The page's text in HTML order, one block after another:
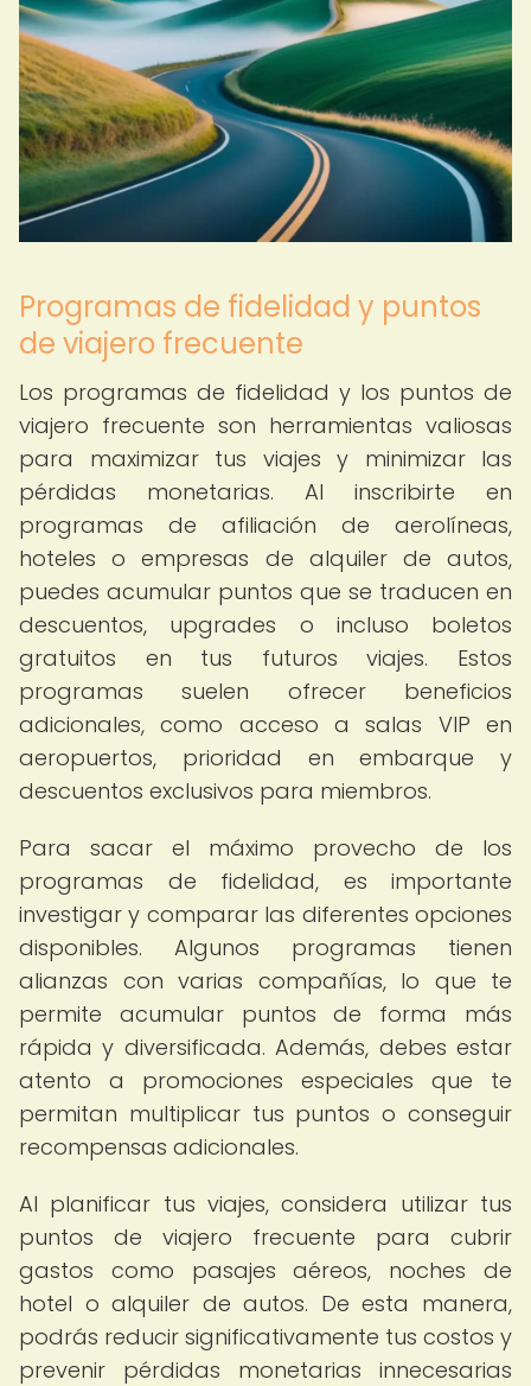
Programas de fidelidad y puntos
de viajero frecuente
Los programas de fidelidad y los puntos de
viajero frecuente son herramientas valiosas
para maximizar tus viajes y minimizar las
pérdidas monetarias. Al inscribirte en
programas de afiliación de aerolíneas,
hoteles o empresas de alquiler de autos,
puedes acumular puntos que se traducen en
descuentos, upgrades o incluso boletos
gratuitos en tus futuros viajes. Estos
programas suelen ofrecer beneficios
adicionales, como acceso a salas VIP en
aeropuertos, prioridad en embarque y
descuentos exclusivos para miembros.
Para sacar el máximo provecho de los
programas de fidelidad, es importante
investigar y comparar las diferentes opciones
disponibles. Algunos programas tienen
alianzas con varias compañías, lo que te
permite acumular puntos de forma más
rápida y diversificada. Además, debes estar
atento a promociones especiales que te
permitan multiplicar tus puntos o conseguir
recompensas adicionales.
Al planificar tus viajes, considera utilizar tus
puntos de viajero frecuente para cubrir
gastos como pasajes aéreos, noches de
hotel o alquiler de autos. De esta manera,
podrás reducir significativamente tus costos y
prevenir pérdidas monetarias innecesarias